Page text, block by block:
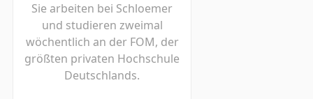
Sie arbeiten bei Schloemer
und studieren zweimal
wöchentlich an der FOM, der
größten privaten Hochschule
Deutschlands.